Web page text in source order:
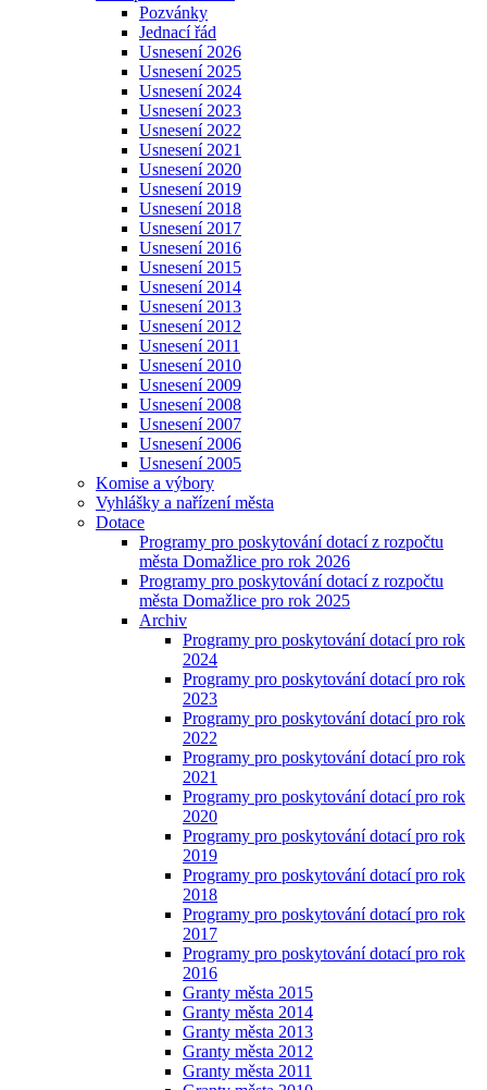
Pozvánky
Jednací řád
Usnesení 2026
Usnesení 2025
Usnesení 2024
Usnesení 2023
Usnesení 2022
Usnesení 2021
Usnesení 2020
Usnesení 2019
Usnesení 2018
Usnesení 2017
Usnesení 2016
Usnesení 2015
Usnesení 2014
Usnesení 2013
Usnesení 2012
Usnesení 2011
Usnesení 2010
Usnesení 2009
Usnesení 2008
Usnesení 2007
Usnesení 2006
Usnesení 2005
Komise a výbory
Vyhlášky a nařízení města
Dotace
Programy pro poskytování dotací z rozpočtu
města Domažlice pro rok 2026
Programy pro poskytování dotací z rozpočtu
města Domažlice pro rok 2025
Archiv
Programy pro poskytování dotací pro rok
2024
Programy pro poskytování dotací pro rok
2023
Programy pro poskytování dotací pro rok
2022
Programy pro poskytování dotací pro rok
2021
Programy pro poskytování dotací pro rok
2020
Programy pro poskytování dotací pro rok
2019
Programy pro poskytování dotací pro rok
2018
Programy pro poskytování dotací pro rok
2017
Programy pro poskytování dotací pro rok
2016
Granty města 2015
Granty města 2014
Granty města 2013
Granty města 2012
Granty města 2011